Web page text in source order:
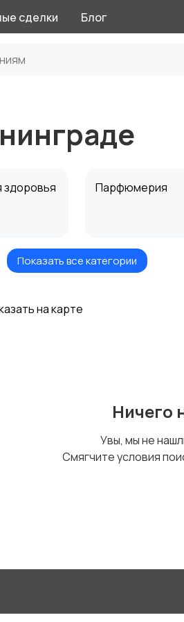
сделки Блог
здоровья Парфюмерия
Солярии и загар
Показать все категории
на карте
Ничего
Увы, мы не
Смягчите условия